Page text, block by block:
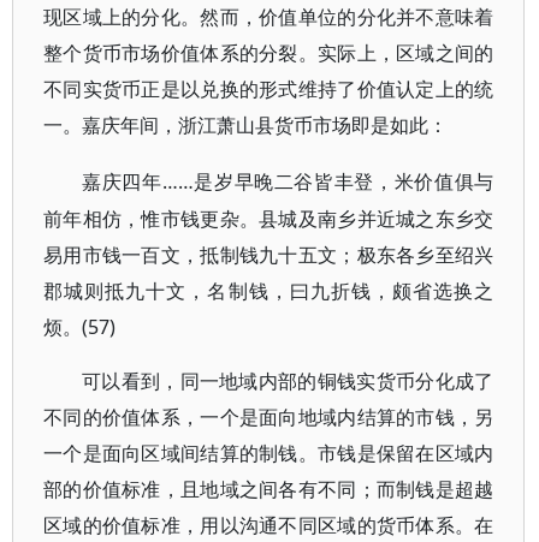
现区域上的分化。然而，价值单位的分化并不意味着
整个货币市场价值体系的分裂。实际上，区域之间的
不同实货币正是以兑换的形式维持了价值认定上的统
一。嘉庆年间，浙江萧山县货币市场即是如此：
嘉庆四年……是岁早晚二谷皆丰登，米价值俱与
前年相仿，惟市钱更杂。县城及南乡并近城之东乡交
易用市钱一百文，抵制钱九十五文；极东各乡至绍兴
郡城则抵九十文，名制钱，曰九折钱，颇省选换之
烦。(57)
可以看到，同一地域内部的铜钱实货币分化成了
不同的价值体系，一个是面向地域内结算的市钱，另
一个是面向区域间结算的制钱。市钱是保留在区域内
部的价值标准，且地域之间各有不同；而制钱是超越
区域的价值标准，用以沟通不同区域的货币体系。在